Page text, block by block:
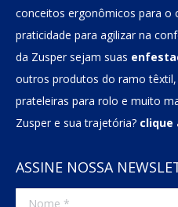
conceitos ergonômicos para o
praticidade para agilizar na
da Zusper sejam suas
outros produtos do ramo
prateleiras para rolo e muito
Zusper e sua trajetória? clique
ASSINE NOSSA
Nome *